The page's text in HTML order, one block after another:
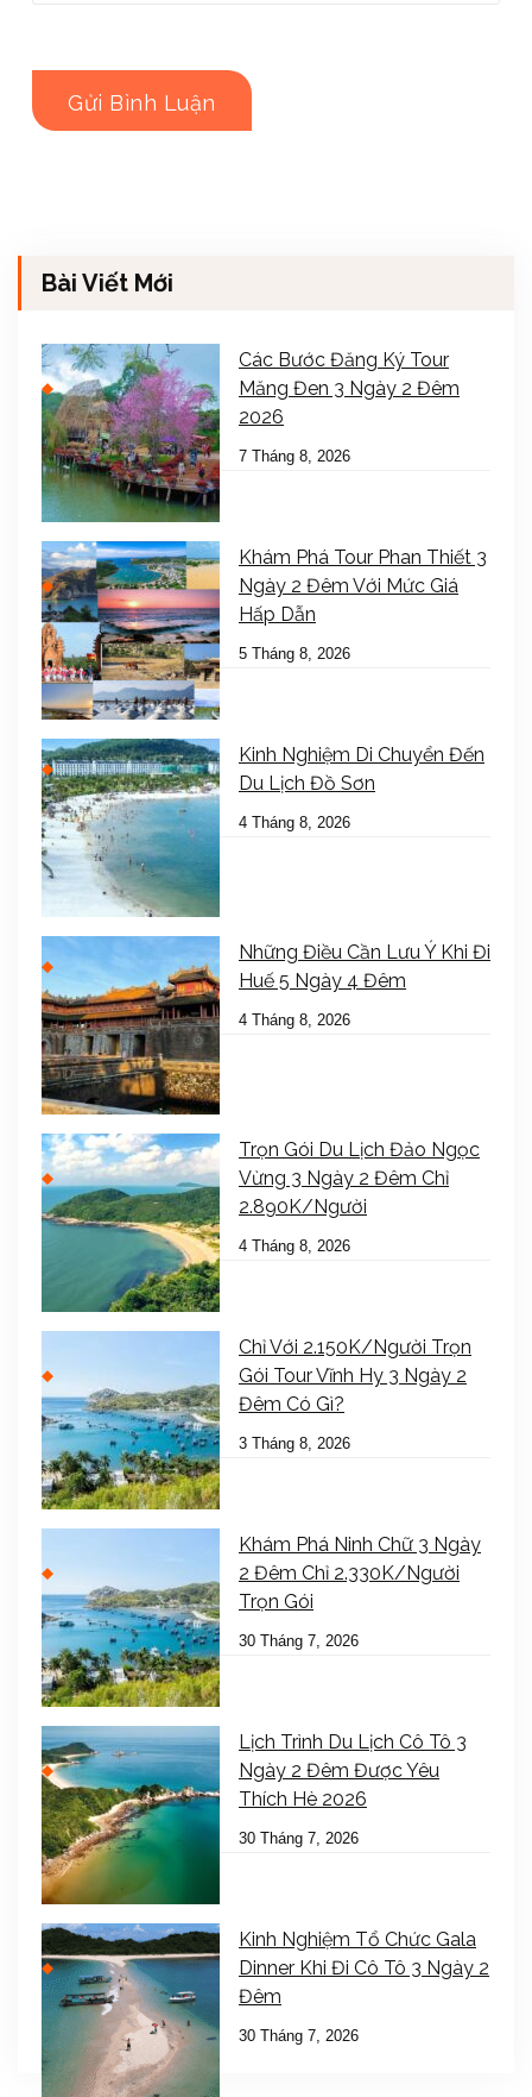
Bài Viết Mới
Các Bước Đăng Ký Tour
Măng Đen 3 Ngày 2 Đêm
2026
7 Tháng 8, 2026
Khám Phá Tour Phan Thiết 3
Ngày 2 Đêm Với Mức Giá
Hấp Dẫn
5 Tháng 8, 2026
Kinh Nghiệm Di Chuyển Đến
Du Lịch Đồ Sơn
4 Tháng 8, 2026
Những Điều Cần Lưu Ý Khi Đi
Huế 5 Ngày 4 Đêm
4 Tháng 8, 2026
Trọn Gói Du Lịch Đảo Ngọc
Vừng 3 Ngày 2 Đêm Chỉ
2.890K/Người
4 Tháng 8, 2026
Chỉ Với 2.150K/Người Trọn
Gói Tour Vĩnh Hy 3 Ngày 2
Đêm Có Gì?
3 Tháng 8, 2026
Khám Phá Ninh Chữ 3 Ngày
2 Đêm Chỉ 2.330K/Người
Trọn Gói
30 Tháng 7, 2026
Lịch Trình Du Lịch Cô Tô 3
Ngày 2 Đêm Được Yêu
Thích Hè 2026
30 Tháng 7, 2026
Kinh Nghiệm Tổ Chức Gala
Dinner Khi Đi Cô Tô 3 Ngày 2
Đêm
30 Tháng 7, 2026